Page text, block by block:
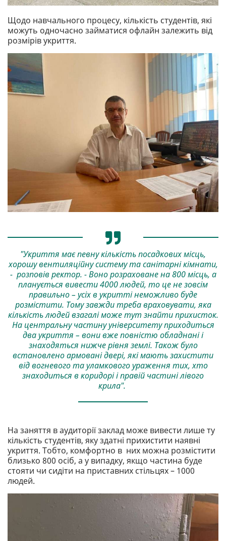
Щодо навчального процесу, кількість студентів, які
можуть одночасно займатися офлайн залежить від
розмірів укриття.
"Укриття має певну кількість посадкових місць,
хорошу вентиляційну систему та санітарні кімнати,
- розповів ректор. - Воно розраховане на 800 місць, а
планується вивести 4000 людей, то це не зовсім
правильно – усіх в укритті неможливо буде
розмістити. Тому завжди треба враховувати, яка
кількість людей взагалі може тут знайти прихисток.
На центральну частину університету приходиться
два укриття – вони вже повністю обладнані і
знаходяться нижче рівня землі. Також було
встановлено армовані двері, які мають захистити
від вогневого та уламкового ураження тих, хто
знаходиться в коридорі і правій частині лівого
крила".
На заняття в аудиторії заклад може вивести лише ту
кількість студентів, яку здатні прихистити наявні
укриття. Тобто, комфортно в них можна розмістити
близько 800 осіб, а у випадку, якщо частина буде
стояти чи сидіти на приставних стільцях – 1000
людей.